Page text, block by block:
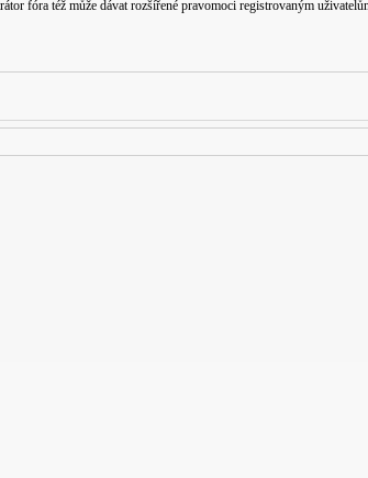
fóra též může dávat rozšířené pravomoci registrovaným